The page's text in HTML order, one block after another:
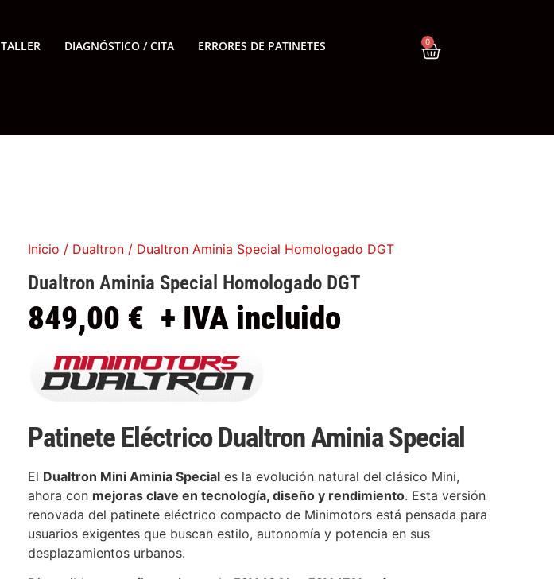
TALLER DIAGNÓSTICO / CITA ERRORES DE PATINETES 0
Inicio / Dualtron / Dualtron Aminia Special Homologado DGT
Dualtron Aminia Special Homologado DGT
849,00 € + IVA incluido
Patinete Eléctrico Dualtron Aminia Special
El Dualtron Mini Aminia Special es la evolución natural del clásico Mini,
ahora con mejoras clave en tecnología, diseño y rendimiento. Esta versión
renovada del patinete eléctrico compacto de Minimotors está pensada para
usuarios exigentes que buscan estilo, autonomía y potencia en sus
desplazamientos urbanos.